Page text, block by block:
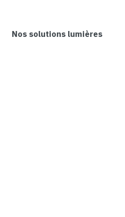
Nos solutions lumières